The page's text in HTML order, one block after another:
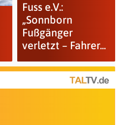
Fuss e.V.:
„Sonnborn
Fußgänger
verletzt – Fahrer...